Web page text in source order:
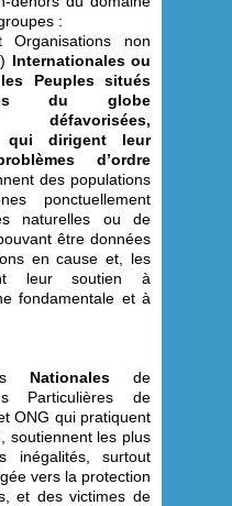
:
non
Internationales ou
Peuples situés
du globe
défavorisées,
qui dirigent leur
d’ordre
des populations
ponctuellement
naturelles ou de
être données
en cause et, les
leur soutien à
fondamentale et à
Nationales de
Particulières de
ONG qui pratiquent
soutiennent les plus
inégalités, surtout
vers la protection
et des victimes de